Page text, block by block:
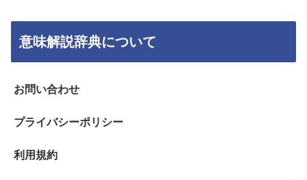
意味解説辞典について
お問い合わせ
プライバシーポリシー
利用規約